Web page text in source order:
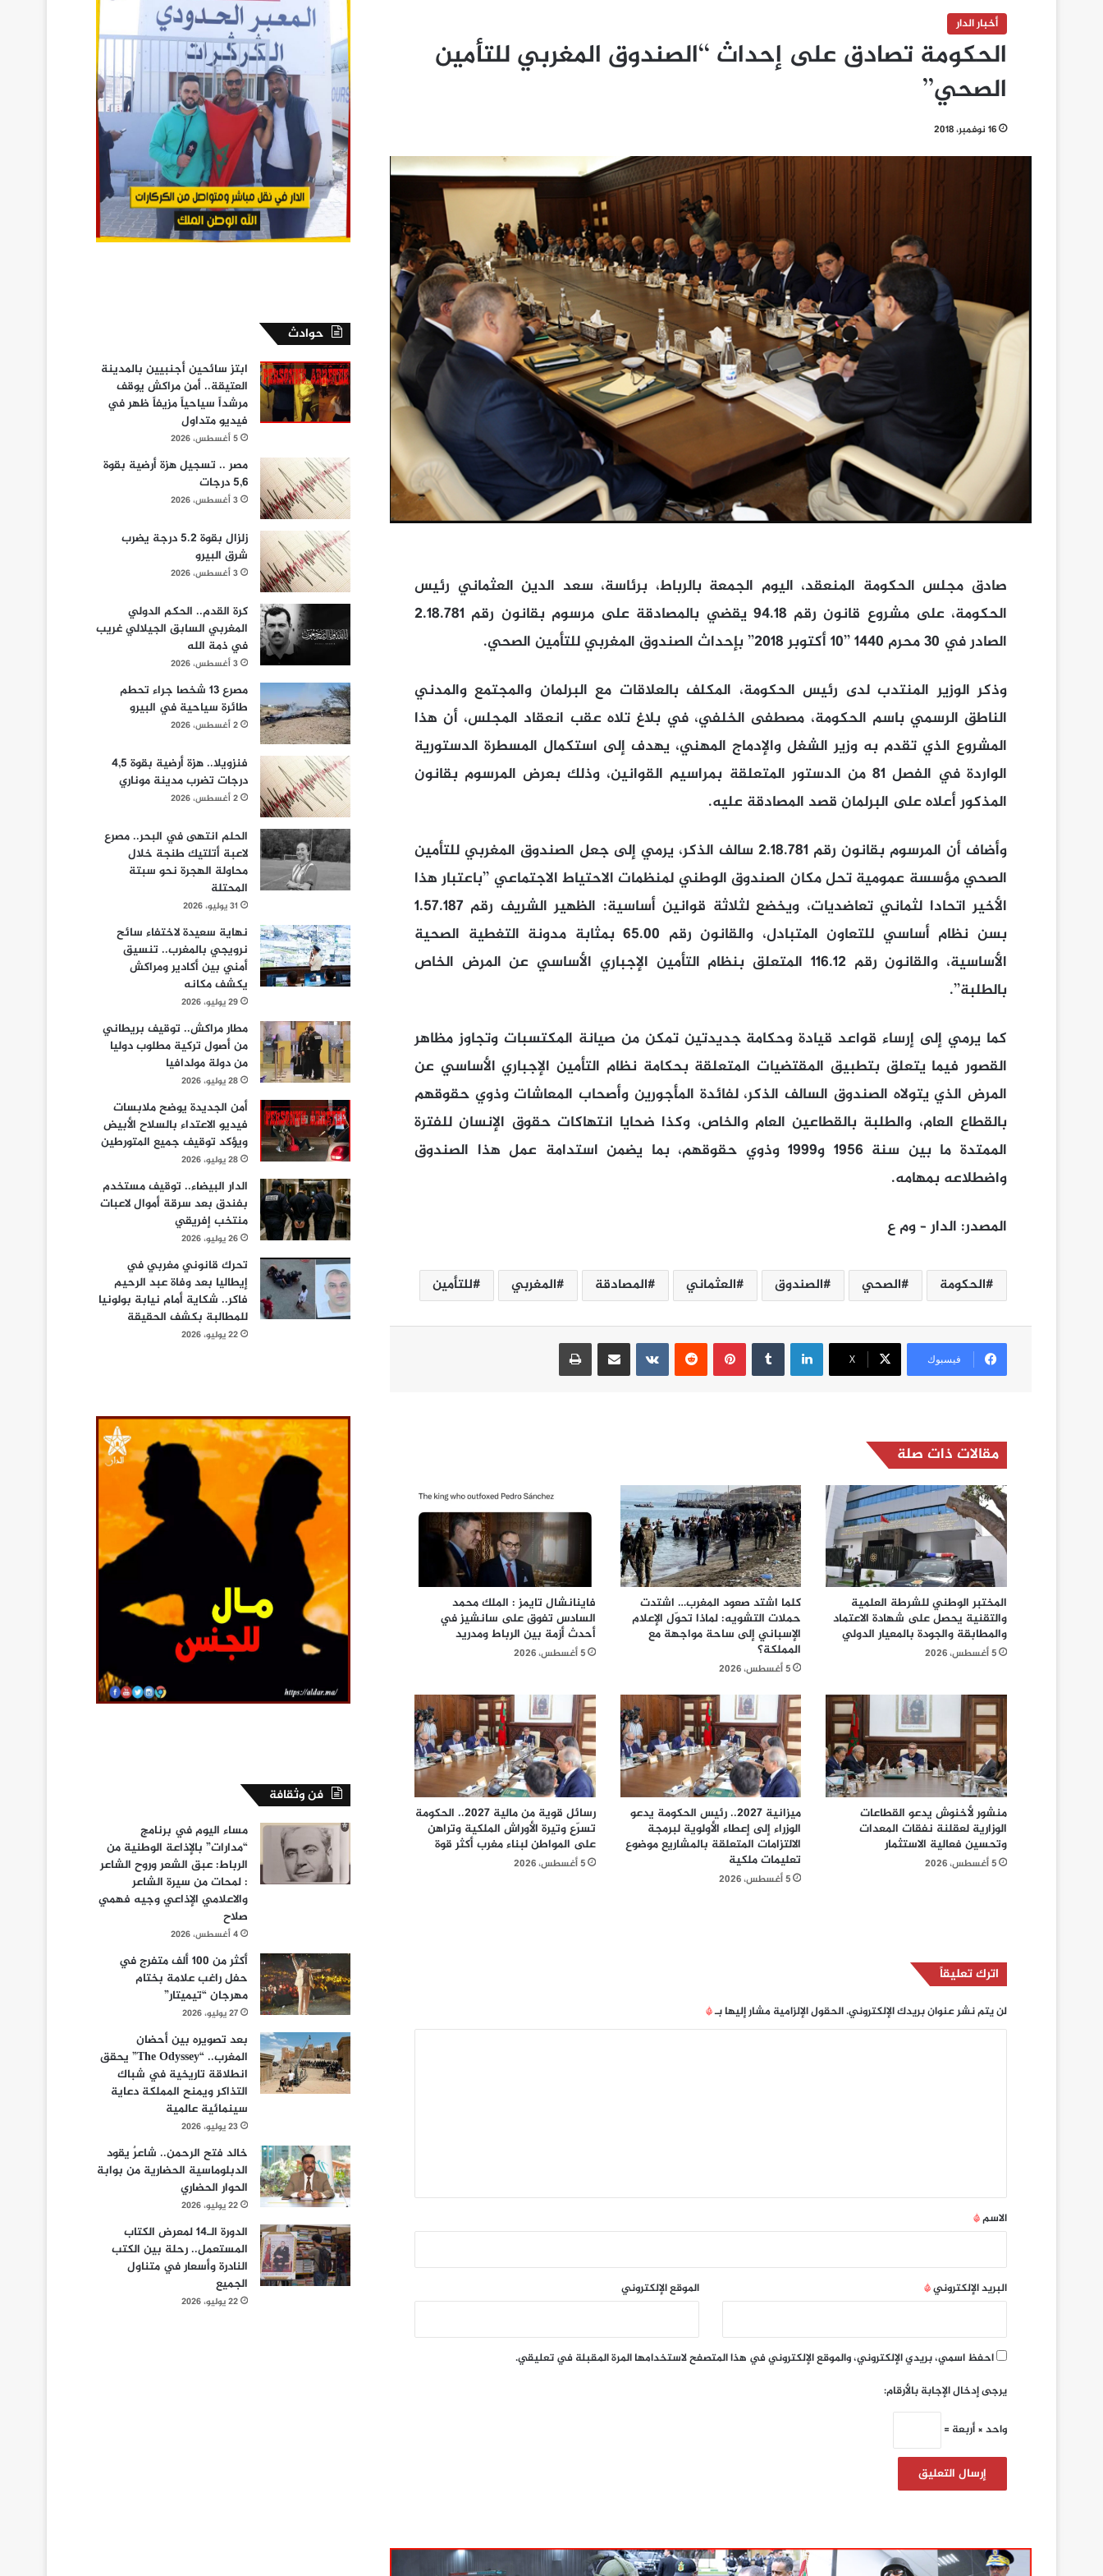
أخبار الدار
الحكومة تصادق على إحداث ‘‘الصندوق المغربي للتأمين
الصحي’’
16 نوفمبر، 2018
صادق مجلس الحكومة المنعقد، اليوم الجمعة بالرباط، برئاسة، سعد الدين العثماني رئيس
الحكومة، على مشروع قانون رقم 94.18 يقضي بالمصادقة على مرسوم بقانون رقم 2.18.781
الصادر في 30 محرم 1440 ’’10 أكتوبر 2018’’ بإحداث الصندوق المغربي للتأمين الصحي.
وذكر الوزير المنتدب لدى رئيس الحكومة، المكلف بالعلاقات مع البرلمان والمجتمع والمدني
الناطق الرسمي باسم الحكومة، مصطفى الخلفي، في بلاغ تلاه عقب انعقاد المجلس، أن هذا
المشروع الذي تقدم به وزير الشغل والإدماج المهني، يهدف إلى استكمال المسطرة الدستورية
الواردة في الفصل 81 من الدستور المتعلقة بمراسيم القوانين، وذلك بعرض المرسوم بقانون
المذكور أعلاه على البرلمان قصد المصادقة عليه.
وأضاف أن المرسوم بقانون رقم 2.18.781 سالف الذكر، يرمي إلى جعل الصندوق المغربي للتأمين
الصحي مؤسسة عمومية تحل مكان الصندوق الوطني لمنظمات الاحتياط الاجتماعي ’’باعتبار هذا
الأخير اتحادا لثماني تعاضديات، ويخضع لثلاثة قوانين أساسية: الظهير الشريف رقم 1.57.187
بسن نظام أساسي للتعاون المتبادل، والقانون رقم 65.00 بمثابة مدونة التغطية الصحية
الأساسية، والقانون رقم 116.12 المتعلق بنظام التأمين الإجباري الأساسي عن المرض الخاص
بالطلبة’’.
كما يرمي إلى إرساء قواعد قيادة وحكامة جديدتين تمكن من صيانة المكتسبات وتجاوز مظاهر
القصور فيما يتعلق بتطبيق المقتضيات المتعلقة بحكامة نظام التأمين الإجباري الأساسي عن
المرض الذي يتولاه الصندوق السالف الذكر، لفائدة المأجورين وأصحاب المعاشات وذوي حقوقهم
بالقطاع العام، والطلبة بالقطاعين العام والخاص، وكذا ضحايا انتهاكات حقوق الإنسان للفترة
الممتدة ما بين سنة 1956 و1999 وذوي حقوقهم، بما يضمن استدامة عمل هذا الصندوق
واضطلاعه بمهامه.
المصدر: الدار – وم ع
الحكومة الصحي الصندوق العثماني المصادقة المغربي للتأمين
فيسبوك ‫X
لينكدإن بينتيريست مشاركة عبر البريد طباعة
مقالات ذات صلة
المختبر الوطني للشرطة العلمية
والتقنية يحصل على شهادة الاعتماد
والمطابقة والجودة بالمعيار الدولي
5 أغسطس، 2026
كلما اشتد صعود المغرب… اشتدت
حملات التشويه: لماذا تحوّل الإعلام
الإسباني إلى ساحة مواجهة مع
المملكة؟
5 أغسطس، 2026
فاينانشال تايمز : الملك محمد
السادس تفوق على سانشيز في
أحدث أزمة بين الرباط ومدريد
5 أغسطس، 2026
منشور لأخنوش يدعو القطاعات
الوزارية لعقلنة نفقات المعدات
وتحسين فعالية الاستثمار
5 أغسطس، 2026
ميزانية 2027.. رئيس الحكومة يدعو
الوزراء إلى إعطاء الأولوية لبرمجة
الالتزامات المتعلقة بالمشاريع موضوع
تعليمات ملكية
5 أغسطس، 2026
رسائل قوية من مالية 2027.. الحكومة
تسرّع وتيرة الأوراش الملكية وتراهن
على المواطن لبناء مغرب أكثر قوة
5 أغسطس، 2026
اترك تعليقاً
لن يتم نشر عنوان بريدك الإلكتروني.الحقول الإلزامية مشار إليها بـ*
*
الاسم*
البريد الإلكتروني* الموقع الإلكتروني
احفظ اسمي، بريدي الإلكتروني، والموقع الإلكتروني في هذا المتصفح لاستخدامها المرة المقبلة في تعليقي.
يرجى إدخال الإجابة بالأرقام:
واحد × أربعة =
حوادث
ابتز سائحين أجنبيين بالمدينة
العتيقة.. أمن مراكش يوقف
مرشداً سياحياً مزيفاً ظهر في
فيديو متداول
5 أغسطس، 2026
مصر .. تسجيل هزة أرضية بقوة
5,6 درجات
3 أغسطس، 2026
زلزال بقوة 5.2 درجة يضرب
شرق البيرو
3 أغسطس، 2026
كرة القدم.. الحكم الدولي
المغربي السابق الجيلالي غريب
في ذمة الله
3 أغسطس، 2026
مصرع 13 شخصا جراء تحطم
طائرة سياحية في البيرو
2 أغسطس، 2026
فنزويلا.. هزة أرضية بقوة 4,5
درجات تضرب مدينة موناري
2 أغسطس، 2026
الحلم انتهى في البحر.. مصرع
لاعبة أتلتيك طنجة خلال
محاولة الهجرة نحو سبتة
المحتلة
31 يوليو، 2026
نهاية سعيدة لاختفاء سائح
نرويجي بالمغرب.. تنسيق
أمني بين أكادير ومراكش
يكشف مكانه
29 يوليو، 2026
مطار مراكش.. توقيف بريطاني
من أصول تركية مطلوب دوليا
من دولة مولدافيا
28 يوليو، 2026
أمن الجديدة يوضح ملابسات
فيديو الاعتداء بالسلاح الأبيض
ويؤكد توقيف جميع المتورطين
28 يوليو، 2026
الدار البيضاء.. توقيف مستخدم
بفندق بعد سرقة أموال لاعبات
منتخب إفريقي
26 يوليو، 2026
تحرك قانوني مغربي في
إيطاليا بعد وفاة عبد الرحيم
فاكر.. شكاية أمام نيابة بولونيا
للمطالبة بكشف الحقيقة
22 يوليو، 2026
فن وثقافة
مساء اليوم في برنامج
“مدارات” بالإذاعة الوطنية من
الرباط: عبق الشعر وروح الشاعر
: لمحات من سيرة الشاعر
والاعلامي الإذاعي وجيه فهمي
صلاح
4 أغسطس، 2026
أكثر من 100 ألف متفرج في
حفل راغب علامة بختام
مهرجان “تيميتار”
27 يوليو، 2026
بعد تصويره بين أحضان
المغرب.. “The Odyssey” يحقق
انطلاقة تاريخية في شباك
التذاكر ويمنح المملكة دعاية
سينمائية عالمية
23 يوليو، 2026
خالد فتح الرحمن.. شاعرٌ يقود
الدبلوماسية الحضارية من بوابة
الحوار الحضاري
22 يوليو، 2026
الدورة الـ14 لمعرض الكتاب
المستعمل.. رحلة بين الكتب
النادرة وأسعار في متناول
الجميع
22 يوليو، 2026